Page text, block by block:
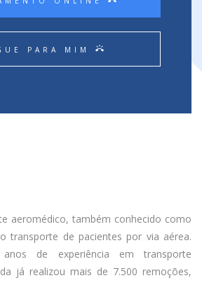
PARA MIMring_volume
aeromédico, também conhecido como
transporte de pacientes por via aérea.
de experiência em transporte
já realizou mais de 7.500 remoções,